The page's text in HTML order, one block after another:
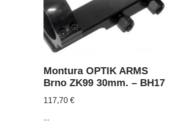
Montura OPTIK ARMS
Brno ZK99 30mm. – BH17
117,70 €
...